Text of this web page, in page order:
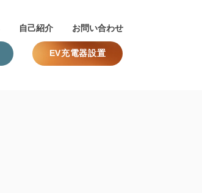
自己紹介 お問い合わせ
EV充電器設置